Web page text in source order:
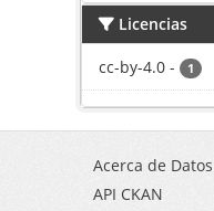
Licencias
cc-by-4.0 - 1
Acerca de
API CKAN